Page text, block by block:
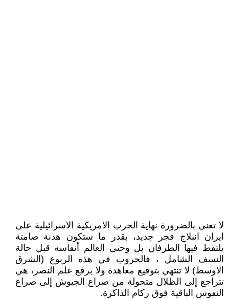
لا تعني بالضرورة نهاية الحرب الامريكية الاسرائيلية على
ايران انبلاج فجر جديد، بقدر ما ستكون هدنة صامتة
يلتقط فيها الطرفان بل وحتى العالم أنفاسه قبل حالة
النسف الشامل ، فالحروب في هذه الربوع (الشرق
الاوسط) لا تنتهي بتوقيع معاهدة ولا برفع علم النصر، هي
تتراجع إلى الظلال متحولة من صراع الجيوش إلى صراع
النفوس الباقية فوق ركام الذاكرة.